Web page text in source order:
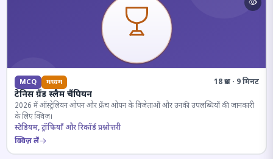
MCQ मध्यम 18 प्रश्न · 9 मिनट
टेनिस ग्रैंड स्लैम चैंपियन
2026 में ऑस्ट्रेलियन ओपन और फ्रेंच ओपन के विजेताओं और उनकी उपलब्धियों की जानकारी
के लिए क्विज़।
स्टेडियम, ट्रॉफियाँ और रिकॉर्ड प्रश्नोत्तरी
क्विज़ लें